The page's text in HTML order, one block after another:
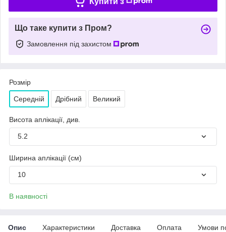
Що таке купити з Пром?
Замовлення під захистом
Розмір
Середній Дрібний Великий
Висота аплікації, див.
5.2
Ширина аплікації (см)
10
В наявності
Опис Характеристики Доставка Оплата Умови